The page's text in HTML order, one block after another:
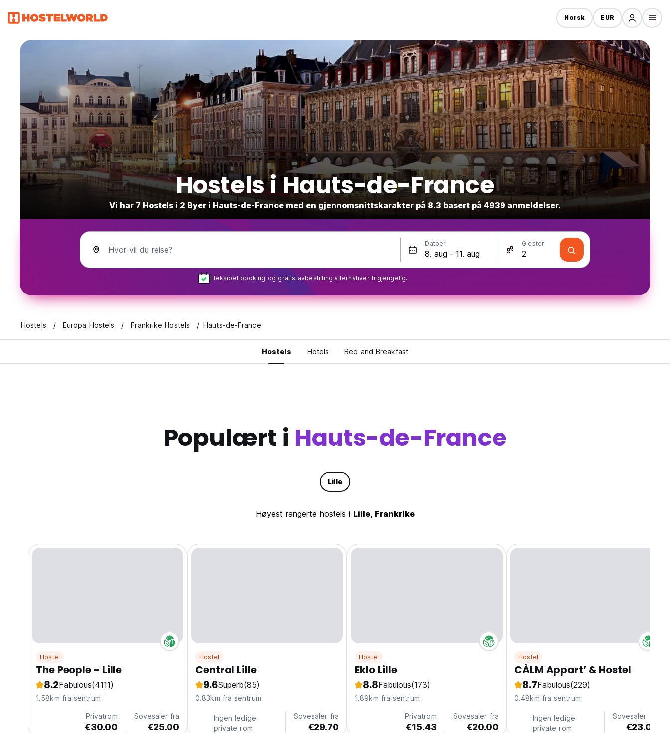
Norsk EUR
Hostels i Hauts-de-France
Vi har 7 Hostels i 2 Byer i Hauts-de-France med en gjennomsnittskarakter på 8.3 basert på 4939 anmeldelser.
Hvor vil du reise?
Datoer Gjester
Fleksibel booking og gratis avbestilling alternativer tilgjengelig.
Hostels Europa Hostels Frankrike Hostels Hauts-de-France
Hostels Hotels Bed and Breakfast
Populært i Hauts-de-France
Lille
Høyest rangerte hostels i Lille, Frankrike
Hostel
The People - Lille
8.2Fabulous(4111)
1.58km fra sentrum
Privatrom
€30.00
Sovesaler fra
€25.00
Hostel
Central Lille
9.6Superb(85)
0.83km fra sentrum
Ingen ledige
private rom
Sovesaler fra
€29.70
Hostel
Eklo Lille
8.8Fabulous(173)
1.89km fra sentrum
Privatrom
€15.43
Sovesaler fra
€20.00
Hostel
CÀLM Appart’ & Hostel
8.7Fabulous(229)
0.48km fra sentrum
Ingen ledige
private rom
Sovesaler fra
€23.00